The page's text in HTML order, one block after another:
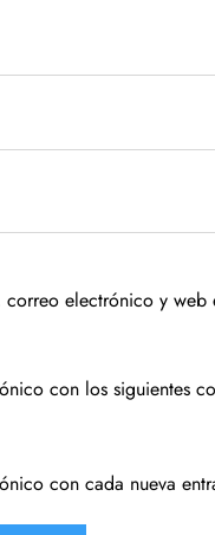
electrónico y
con los siguientes
con cada nueva